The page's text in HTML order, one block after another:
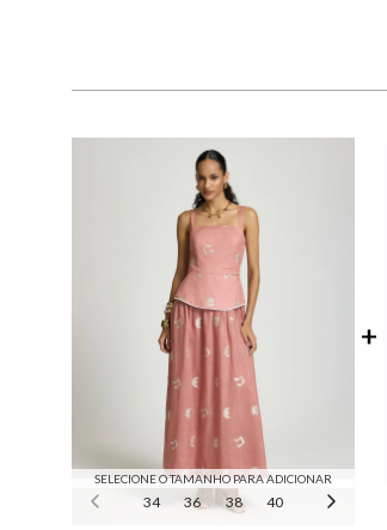
SELECIONE O TAMANHO PARA ADICIONAR
34 36 38 40